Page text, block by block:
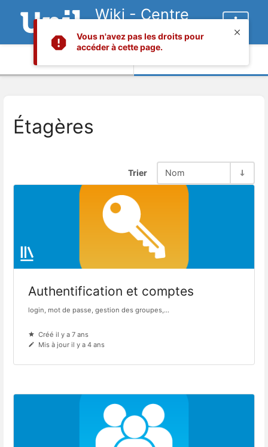
Vous n'avez pas les droits pour
accéder à cette page.
Wiki - Centre
informatique
Étagères
Trier Nom
Authentification et comptes
login, mot de passe, gestion des groupes,...
Créé il y a 7 ans
Mis à jour il y a 4 ans